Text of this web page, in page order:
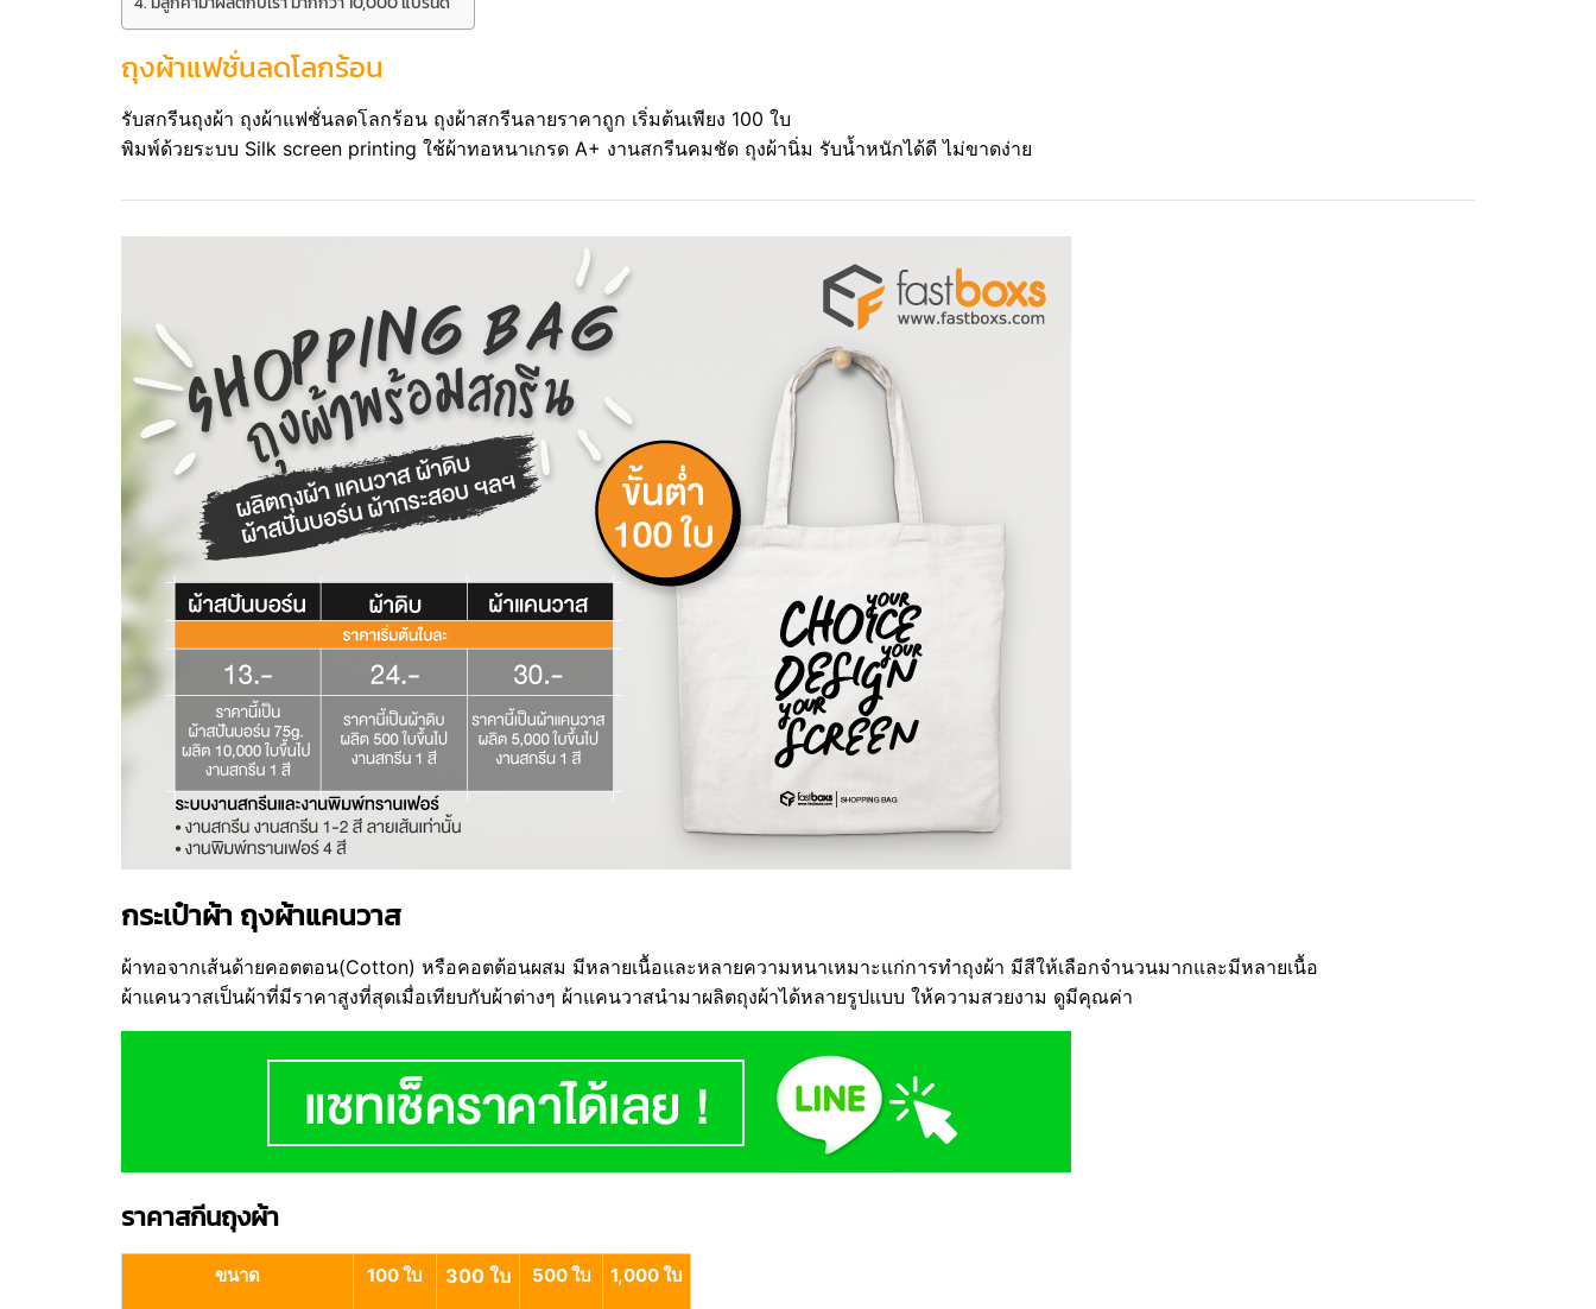
ถุงผ้าแฟชั่นลดโลกร้อน
รับสกรีนถุงผ้า ถุงผ้าแฟชั่นลดโลกร้อน ถุงผ้าสกรีนลายราคาถูก เริ่มต้นเพียง 100 ใบ
พิมพ์ด้วยระบบ Silk screen printing ใช้ผ้าทอหนาเกรด A+ งานสกรีนคมชัด ถุงผ้านิ่ม รับน้ำหนักได้ดี ไม่ขาดง่าย
กระเป๋าผ้า ถุงผ้าแคนวาส
ผ้าทอจากเส้นด้ายคอตตอน(Cotton) หรือคอตต้อนผสม มีหลายเนื้อและหลายความหนาเหมาะแก่การทำถุงผ้า มีสีให้เลือกจำนวนมากและมีหลายเนื้อ
ผ้าแคนวาสเป็นผ้าที่มีราคาสูงที่สุดเมื่อเทียบกับผ้าต่างๆ ผ้าแคนวาสนำมาผลิตถุงผ้าได้หลายรูปแบบ ให้ความสวยงาม ดูมีคุณค่า
ราคาสกีนถุงผ้า
ขนาด 100 ใบ 300 ใบ 500 ใบ 1,000 ใบ